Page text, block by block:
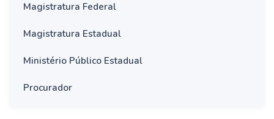
Magistratura Federal
Magistratura Estadual
Ministério Público Estadual
Procurador